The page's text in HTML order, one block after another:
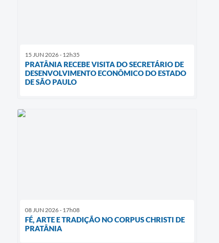
15 JUN 2026 - 12h35
PRATÂNIA RECEBE VISITA DO SECRETÁRIO DE
DESENVOLVIMENTO ECONÔMICO DO ESTADO
DE SÃO PAULO
08 JUN 2026 - 17h08
FÉ, ARTE E TRADIÇÃO NO CORPUS CHRISTI DE
PRATÂNIA